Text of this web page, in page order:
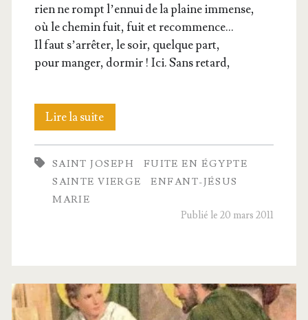
rien ne rompt l’ennui de la plaine immense,
où le che­min fuit, fuit et recommence…
Il faut s’arrêter, le soir, quelque part,
pour man­ger, dor­mir ! Ici. Sans retard,
Lire la suiteLe
man­
teau
SAINT JOSEPH
FUITE EN ÉGYPTE
SAINTE VIERGE
ENFANT-JÉSUS
MARIE
Publié le 20 mars 2011